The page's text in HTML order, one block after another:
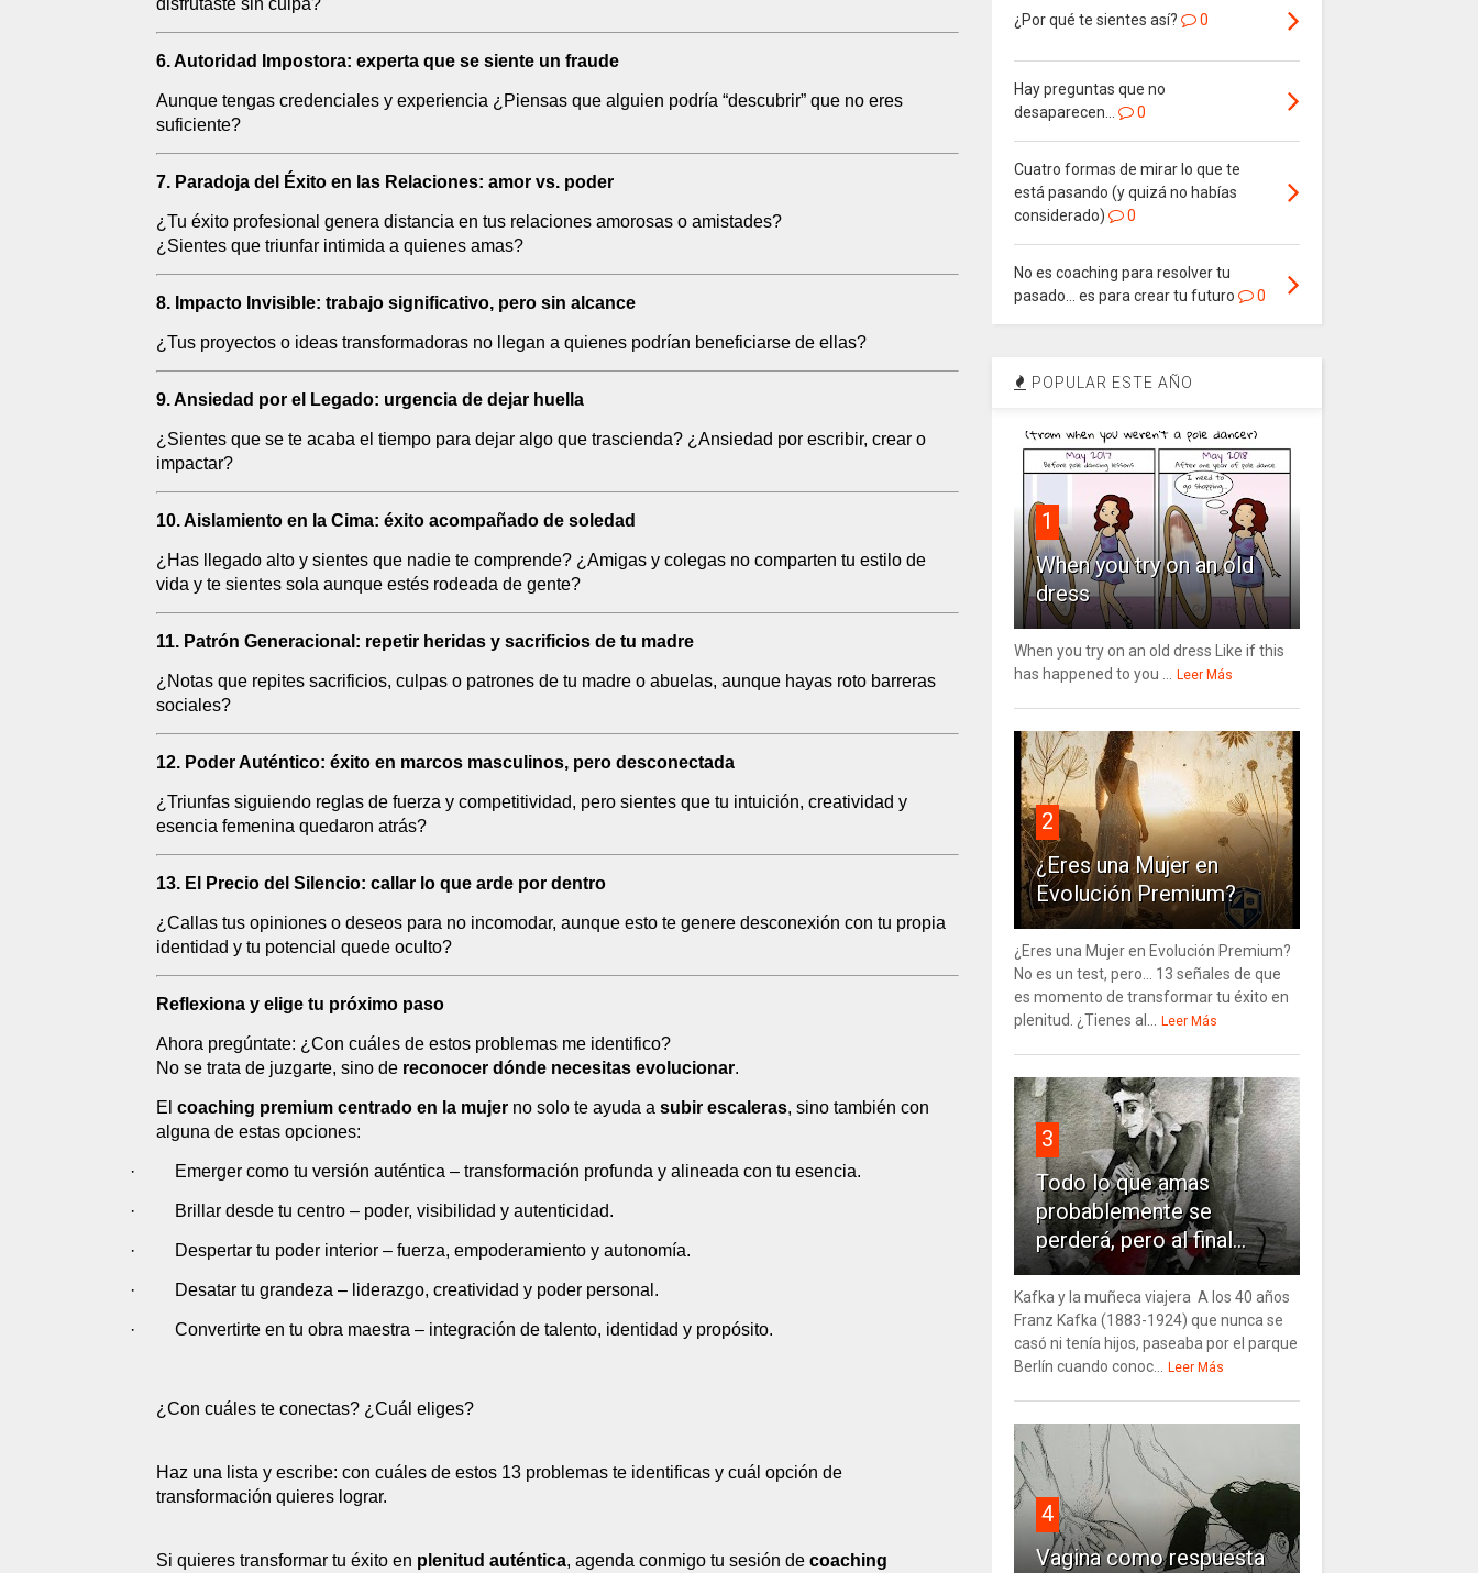
disfrutaste sin culpa?
6. Autoridad Impostora: experta que se siente un fraude
Aunque tengas credenciales y experiencia ¿Piensas que alguien podría “descubrir” que no eres
suficiente?
7. Paradoja del Éxito en las Relaciones: amor vs. poder
¿Tu éxito profesional genera distancia en tus relaciones amorosas o amistades?
¿Sientes que triunfar intimida a quienes amas?
8. Impacto Invisible: trabajo significativo, pero sin alcance
¿Tus proyectos o ideas transformadoras no llegan a quienes podrían beneficiarse de ellas?
9. Ansiedad por el Legado: urgencia de dejar huella
¿Sientes que se te acaba el tiempo para dejar algo que trascienda? ¿Ansiedad por escribir, crear o
impactar?
10. Aislamiento en la Cima: éxito acompañado de soledad
¿Has llegado alto y sientes que nadie te comprende? ¿Amigas y colegas no comparten tu estilo de
vida y te sientes sola aunque estés rodeada de gente?
11. Patrón Generacional: repetir heridas y sacrificios de tu madre
¿Notas que repites sacrificios, culpas o patrones de tu madre o abuelas, aunque hayas roto barreras
sociales?
12. Poder Auténtico: éxito en marcos masculinos, pero desconectada
¿Triunfas siguiendo reglas de fuerza y competitividad, pero sientes que tu intuición, creatividad y
esencia femenina quedaron atrás?
13. El Precio del Silencio: callar lo que arde por dentro
¿Callas tus opiniones o deseos para no incomodar, aunque esto te genere desconexión con tu propia
identidad y tu potencial quede oculto?
Reflexiona y elige tu próximo paso
Ahora pregúntate: ¿Con cuáles de estos problemas me identifico?
No se trata de juzgarte, sino de reconocer dónde necesitas evolucionar.
El coaching premium centrado en la mujer no solo te ayuda a subir escaleras, sino también con
alguna de estas opciones:
· Emerger como tu versión auténtica – transformación profunda y alineada con tu esencia.
· Brillar desde tu centro – poder, visibilidad y autenticidad.
· Despertar tu poder interior – fuerza, empoderamiento y autonomía.
· Desatar tu grandeza – liderazgo, creatividad y poder personal.
· Convertirte en tu obra maestra – integración de talento, identidad y propósito.
¿Con cuáles te conectas? ¿Cuál eliges?
Haz una lista y escribe: con cuáles de estos 13 problemas te identificas y cuál opción de
transformación quieres lograr.
Si quieres transformar tu éxito en plenitud auténtica, agenda conmigo tu sesión de coaching
¿Por qué te sientes así? 0
Hay preguntas que no
desaparecen…
0
Cuatro formas de mirar lo que te
está pasando (y quizá no habías
considerado)
0
No es coaching para resolver tu
pasado… es para crear tu futuro
0
POPULAR ESTE AÑO
1
When you try on an old
dress
When you try on an old dress Like if this
has happened to you ... Leer Más
2
¿Eres una Mujer en
Evolución Premium?
¿Eres una Mujer en Evolución Premium?
No es un test, pero… 13 señales de que
es momento de transformar tu éxito en
plenitud. ¿Tienes al... Leer Más
3
Todo lo que amas
probablemente se
perderá, pero al final...
Kafka y la muñeca viajera A los 40 años
Franz Kafka (1883-1924) que nunca se
casó ni tenía hijos, paseaba por el parque
Berlín cuando conoc... Leer Más
4
Vagina como respuesta